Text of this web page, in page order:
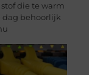
die te warm
dag behoorlijk